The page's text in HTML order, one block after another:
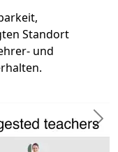
Standort
und